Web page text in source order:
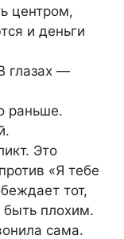
центром,
и деньги
глазах —
раньше.
Это
«Я тебе
тот,
быть плохим.
сама.